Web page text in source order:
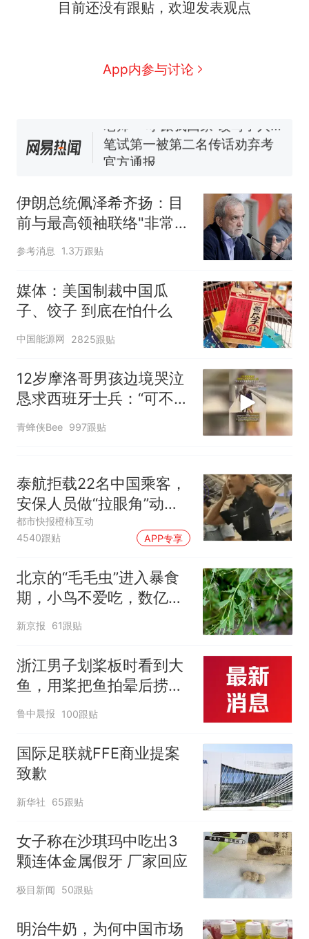
目前还没有跟贴，欢迎发表观点
App内参与讨论
号，仅凭视频评出？中国烹饪
140多朵
美国渔民钓获鲨鱼徒手将其拽
回大海 目击者直呼震惊 （视频
生
笔试第一被第二名传话劝弃考
官方通报
么？
伊朗总统佩泽希齐扬：目
前与最高领袖联络"非常困
难"
参考消息 1.3万跟贴
媒体：美国制裁中国瓜
子、饺子 到底在怕什么
中国能源网 2825跟贴
12岁摩洛哥男孩边境哭泣
恳求西班牙士兵：“可不可
以不要把我遣返回国”
青蜂侠Bee 997跟贴
泰航拒载22名中国乘客，
安保人员做“拉眼角”动
作，泰国机场最新回应：
拒绝登机决定由航司作
改签但没兑现
都市快报橙柿互动
4540跟贴
APP专享
北京的“毛毛虫”进入暴食
期，小鸟不爱吃，数亿头
小蜂迎战
新京报 61跟贴
浙江男子划桨板时看到大
鱼，用桨把鱼拍晕后捞
起；当事人：鱼重7斤6
两，做成红烧辣子鱼块，
味道很好
鲁中晨报 100跟贴
国际足联就FFE商业提案
致歉
新华社 65跟贴
女子称在沙琪玛中吃出3
颗连体金属假牙 厂家回应
极目新闻 50跟贴
明治牛奶，为何中国市场